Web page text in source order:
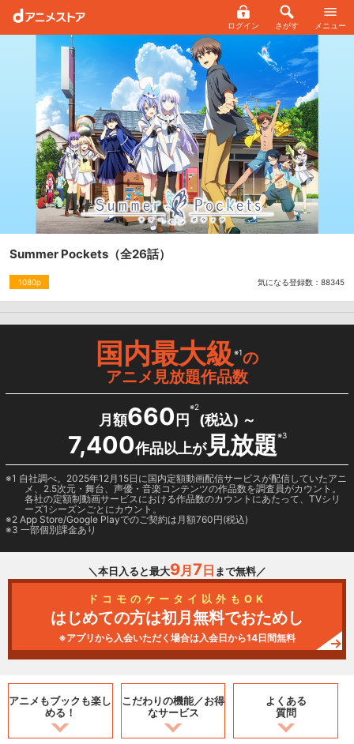
ログイン さがす メニュー
Summer Pockets （全26話）
1080p 気になる登録数： 88345
国内最大級※1の
アニメ見放題作品数
月額660 円
※2
(税込) ～
7,400作品以上が見放題※3
1 自社調べ。2025年12月15日に国内定額動画配信サービスが配信していたアニ
メ、2.5次元・舞台、声優・音楽コンテンツの作品数を調査員がカウント。
各社の定額制動画サービスにおける作品数のカウントにあたって、TVシリ
ーズ1シーズンごとにカウント。
2 App Store/Google Playでのご契約は月額760円(税込)
3 一部個別課金あり
＼本日入ると最大9月 7 日 まで無料／
ドコモのケータイ以外もOK
はじめての方は初月無料でおためし
※アプリから入会いただく場合は入会日から14日間無料
アニメもブックも楽し
める！
こだわりの機能／お得
なサービス
よくある
質問